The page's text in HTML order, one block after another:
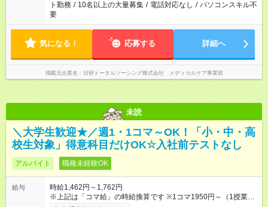
ト勤務 / 10名以上の大量募集 / 電話対応なし / パソコンスキル不
要
気になる！ 応募する 詳細へ
掲載元企業名 日研トータルソーシング株式会社 メディカルケア事業部
未読
＼大学生歓迎★／週1・1コマ～OK！「小・中・高
校生対象」得意科目だけOK☆入社前テストなし
アルバイト 職種未経験OK
給与
時給1,462円～1,762円
※上記は「コマ給」の時給換算です ※1コマ1950円～（1授業：